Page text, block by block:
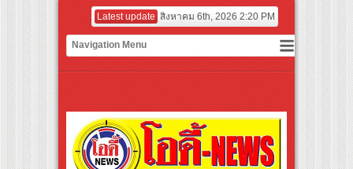
Latest update สิงหาคม 6th, 2026 2:20 PM